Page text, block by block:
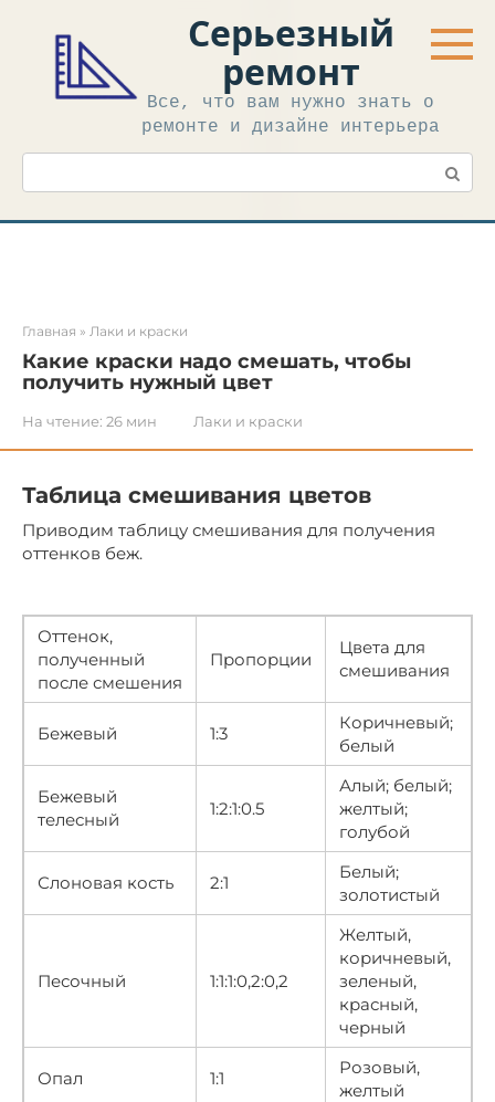
контенту
Серьезный
ремонт
Все, что вам нужно знать о
ремонте и дизайне интерьера
Поиск:
Главная » Лаки и краски
Какие краски надо смешать, чтобы
получить нужный цвет
На чтение: 26 мин Лаки и краски
Таблица смешивания цветов
Приводим таблицу смешивания для получения
оттенков беж.
Оттенок,
полученный
после смешения
Пропорции
Цвета для
смешивания
Бежевый 1:3
Коричневый;
белый
Бежевый
телесный
1:2:1:0.5
Алый; белый;
желтый;
голубой
Слоновая кость 2:1
Белый;
золотистый
Песочный 1:1:1:0,2:0,2
Желтый,
коричневый,
зеленый,
красный,
черный
Опал 1:1
Розовый,
желтый